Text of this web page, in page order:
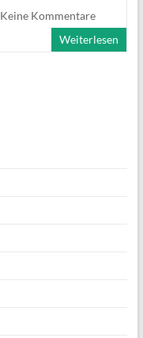
Keine Kommentare
Weiterlesen